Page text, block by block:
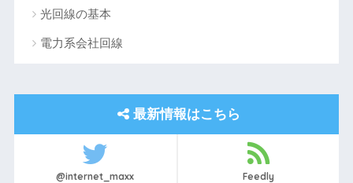
光回線の基本
電力系会社回線
最新情報はこちら
@internet_maxx Feedly